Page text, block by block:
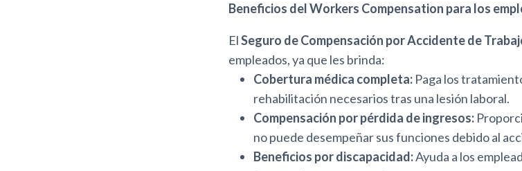
Beneficios del Workers Compensation para los
ElSeguro de Compensación por Accidente de
empleados, ya que les brinda:
Cobertura médica completa: Paga los
rehabilitación necesarios tras una lesión laboral.
Compensación por pérdida de ingresos:
no puede desempeñar sus funciones debido al
Beneficios por discapacidad:Ayuda a los